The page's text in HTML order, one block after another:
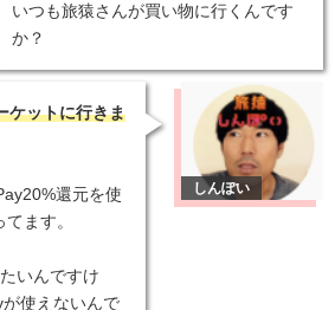
いつも旅猿さんが買い物に行くんです
か？
ケットに行きま
還元を使
ます。
いんですけ
使えないんで